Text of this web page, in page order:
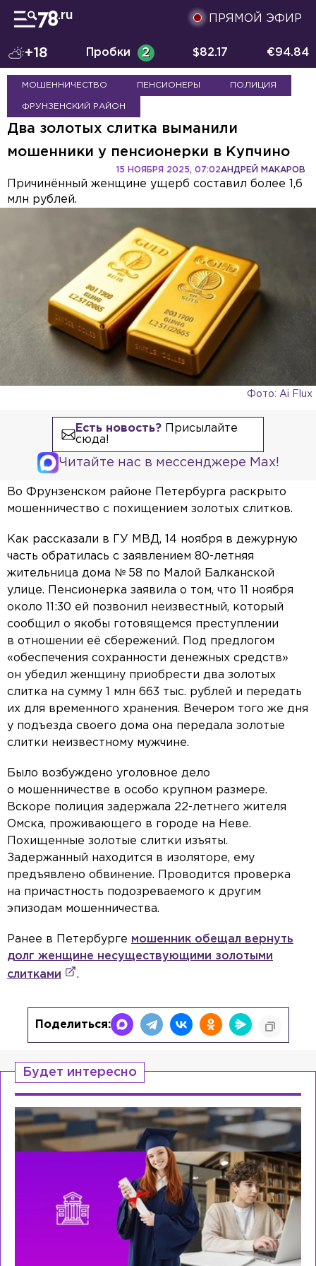
ПРЯМОЙ ЭФИР
+18 Пробки 2 $82.17 €94.84
МОШЕННИЧЕСТВО ПЕНСИОНЕРЫ ПОЛИЦИЯ
ФРУНЗЕНСКИЙ РАЙОН
Два золотых слитка выманили
мошенники у пенсионерки в Купчино
АНДРЕЙ МАКАРОВ
15 НОЯБРЯ 2025, 07:02
Причинённый женщине ущерб составил более 1,6
млн рублей.
Фото: Ai Flux
Есть новость?Присылайте
сюда!
Читайте нас в мессенджере Max!
Во Фрунзенском районе Петербурга раскрыто
мошенничество с похищением золотых слитков.
Как рассказали в ГУ МВД, 14 ноября в дежурную
часть обратилась с заявлением 80-летняя
жительница дома № 58 по Малой Балканской
улице. Пенсионерка заявила о том, что 11 ноября
около 11:30 ей позвонил неизвестный, который
сообщил о якобы готовящемся преступлении
в отношении её сбережений. Под предлогом
«обеспечения сохранности денежных средств»
он убедил женщину приобрести два золотых
слитка на сумму 1 млн 663 тыс. рублей и передать
их для временного хранения. Вечером того же дня
у подъезда своего дома она передала золотые
слитки неизвестному мужчине.
Было возбуждено уголовное дело
о мошенничестве в особо крупном размере.
Вскоре полиция задержала 22-летнего жителя
Омска, проживающего в городе на Неве.
Похищенные золотые слитки изъяты.
Задержанный находится в изоляторе, ему
предъявлено обвинение. Проводится проверка
на причастность подозреваемого к другим
эпизодам мошенничества.
Ранее в Петербурге мошенник обещал вернуть
долг женщине несуществующими золотыми
слитками
.
Поделиться:
Будет интересно